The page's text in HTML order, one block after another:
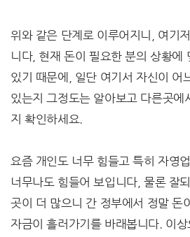
위와 같은 단계로 이루어지니, 여기
니다, 현재 돈이 필요한 분의 상황에
있기 때문에, 일단 여기서 자신이 어
있는지 그정도는 알아보고 다른곳에
지 확인하세요.
요즘 개인도 너무 힘들고 특히 자영
너무나도 힘들어 보입니다, 물론 잘
곳이 더 많으니 간 정부에서 정말 돈
자금이 흘러가기를 바래봅니다. 이